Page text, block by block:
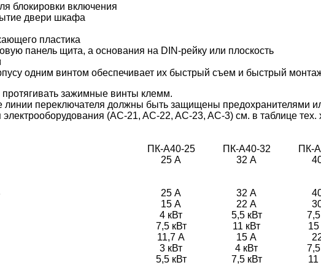
блокировки включения
двери шкафа
пластика
панель щита, а основания на DIN-рейку или плоскость
одним винтом обеспечивает их быстрый съем и быстрый
зажимные винты клемм.
линии переключателя должны быть защищены предохранителями
(AC-21, AC-22, AC-23, AC-3) см. в таблице тех.
ПК-А40-25 ПК-А40-32
ПК-
25 А 32 А
25 А 32 А
15 А 22 А
4 кВт 5,5 кВт
7,5 кВт 11 кВт
15
11,7 А 15 А
3 кВт 4 кВт
5,5 кВт 7,5 кВт
11